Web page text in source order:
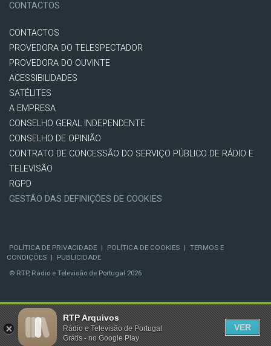
CONTACTOS
CONTACTOS
PROVEDORA DO TELESPECTADOR
PROVEDORA DO OUVINTE
ACESSIBILIDADES
SATÉLITES
A EMPRESA
CONSELHO GERAL INDEPENDENTE
CONSELHO DE OPINIÃO
CONTRATO DE CONCESSÃO DO SERVIÇO PÚBLICO DE RÁDIO E
TELEVISÃO
RGPD
GESTÃO DAS DEFINIÇÕES DE COOKIES
POLÍTICA DE PRIVACIDADE | POLÍTICA DE COOKIES | TERMOS E
CONDIÇÕES |
PUBLICIDADE
© RTP, Rádio e Televisão de Portugal 2026
RTP Arquivos
Rádio e Televisão de Portugal
Grátis - no Google Play
VER